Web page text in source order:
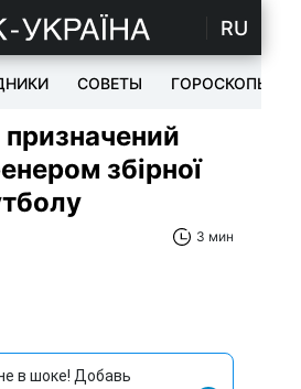
RU
СОВЕТЫ ГОРОСКОПЫ
збірної
3 мин
в шоке! Добавь